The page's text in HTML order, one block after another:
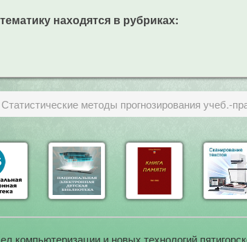
находятся в рубриках:
Статистические методы прогнозирования учеб.-
компьютеризации и новых технологий